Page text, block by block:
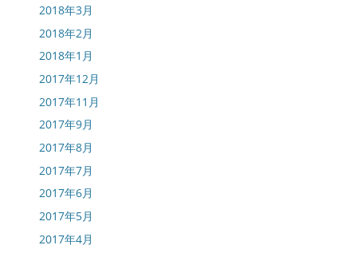
2018年3月
2018年2月
2018年1月
2017年12月
2017年11月
2017年9月
2017年8月
2017年7月
2017年6月
2017年5月
2017年4月